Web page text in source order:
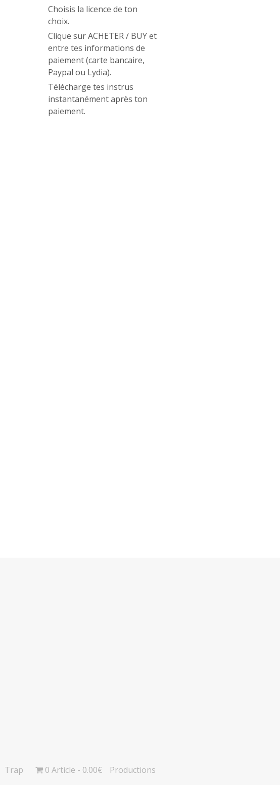
Choisis la licence de ton
choix.
Clique sur ACHETER / BUY et
entre tes informations de
paiement (carte bancaire,
Paypal ou Lydia).
Télécharge tes instrus
instantanément après ton
paiement.
Trap 0 Article 0.00€
Productions